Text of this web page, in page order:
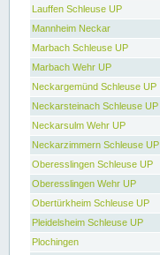
Lauffen Schleuse UP
Mannheim Neckar
Marbach Schleuse UP
Marbach Wehr UP
Neckargemünd Schleuse UP
Neckarsteinach Schleuse UP
Neckarsulm Wehr UP
Neckarzimmern Schleuse UP
Oberesslingen Schleuse UP
Oberesslingen Wehr UP
Obertürkheim Schleuse UP
Pleidelsheim Schleuse UP
Plochingen